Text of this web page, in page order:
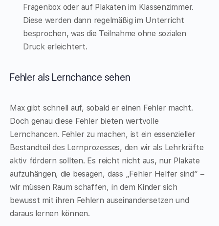
Fragenbox oder auf Plakaten im Klassenzimmer.
Diese werden dann regelmäßig im Unterricht
besprochen, was die Teilnahme ohne sozialen
Druck erleichtert.
Fehler als Lernchance sehen
Max gibt schnell auf, sobald er einen Fehler macht.
Doch genau diese Fehler bieten wertvolle
Lernchancen. Fehler zu machen, ist ein essenzieller
Bestandteil des Lernprozesses, den wir als Lehrkräfte
aktiv fördern sollten. Es reicht nicht aus, nur Plakate
aufzuhängen, die besagen, dass „Fehler Helfer sind“ –
wir müssen Raum schaffen, in dem Kinder sich
bewusst mit ihren Fehlern auseinandersetzen und
daraus lernen können.